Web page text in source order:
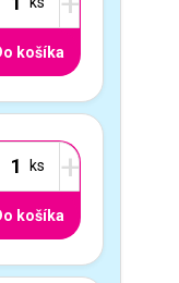
košíka
+
košíka